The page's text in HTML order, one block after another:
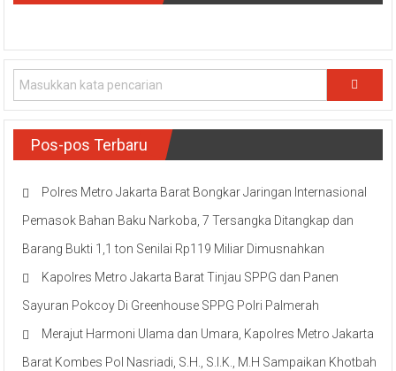
Pos-pos Terbaru
Polres Metro Jakarta Barat Bongkar Jaringan Internasional
Pemasok Bahan Baku Narkoba, 7 Tersangka Ditangkap dan
Barang Bukti 1,1 ton Senilai Rp119 Miliar Dimusnahkan
Kapolres Metro Jakarta Barat Tinjau SPPG dan Panen
Sayuran Pokcoy Di Greenhouse SPPG Polri Palmerah
Merajut Harmoni Ulama dan Umara, Kapolres Metro Jakarta
Barat Kombes Pol Nasriadi, S.H., S.I.K., M.H Sampaikan Khotbah